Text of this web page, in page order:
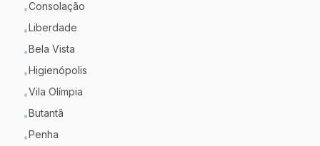
•Consolação
•Liberdade
•Bela Vista
•Higienópolis
•Vila Olímpia
•Butantã
•Penha